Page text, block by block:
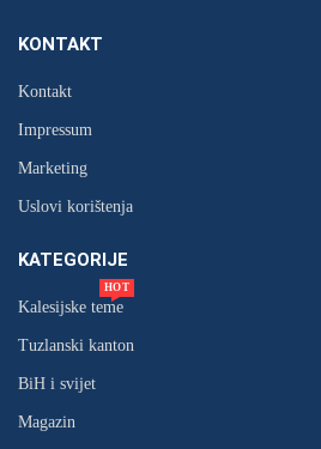
KONTAKT
Kontakt
Impressum
Marketing
Uslovi korištenja
KATEGORIJE
Kalesijske teme
HOT
Tuzlanski kanton
BiH i svijet
Magazin